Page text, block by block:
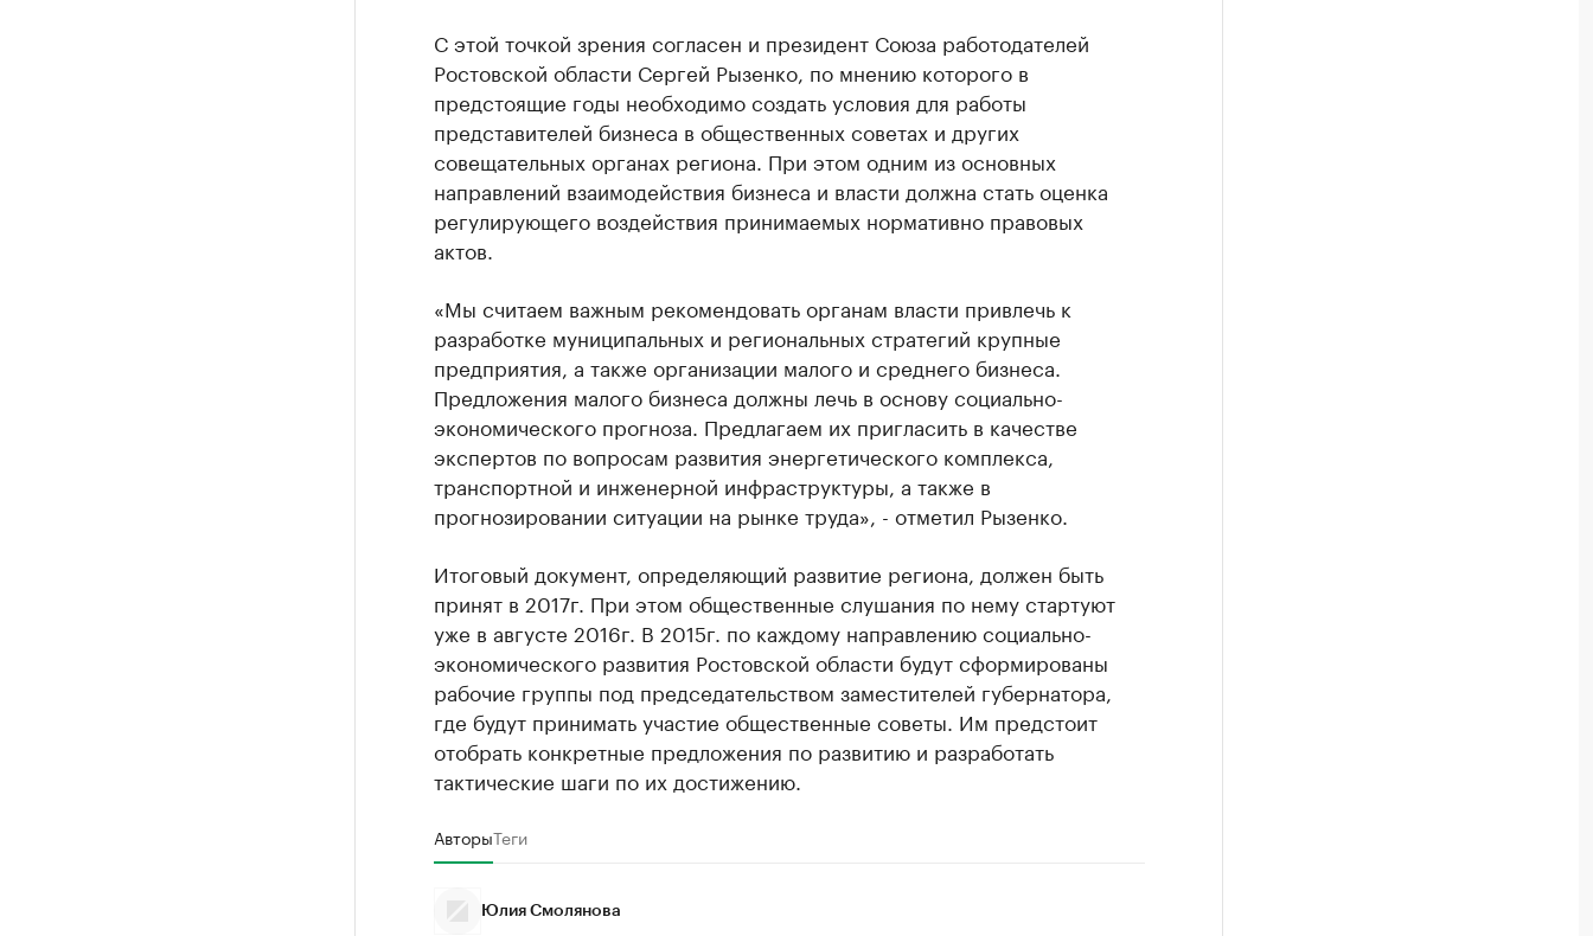
С этой точкой зрения согласен и президент Союза работодателей
Ростовской области Сергей Рызенко, по мнению которого в
предстоящие годы необходимо создать условия для работы
представителей бизнеса в общественных советах и других
совещательных органах региона. При этом одним из основных
направлений взаимодействия бизнеса и власти должна стать оценка
регулирующего воздействия принимаемых нормативно правовых
актов.
«Мы считаем важным рекомендовать органам власти привлечь к
разработке муниципальных и региональных стратегий крупные
предприятия, а также организации малого и среднего бизнеса.
Предложения малого бизнеса должны лечь в основу социально-
экономического прогноза. Предлагаем их пригласить в качестве
экспертов по вопросам развития энергетического комплекса,
транспортной и инженерной инфраструктуры, а также в
прогнозировании ситуации на рынке труда», - отметил Рызенко.
Итоговый документ, определяющий развитие региона, должен быть
принят в 2017г. При этом общественные слушания по нему стартуют
уже в августе 2016г. В 2015г. по каждому направлению социально-
экономического развития Ростовской области будут сформированы
рабочие группы под председательством заместителей губернатора,
где будут принимать участие общественные советы. Им предстоит
отобрать конкретные предложения по развитию и разработать
тактические шаги по их достижению.
АвторыТеги
Юлия Смолянова